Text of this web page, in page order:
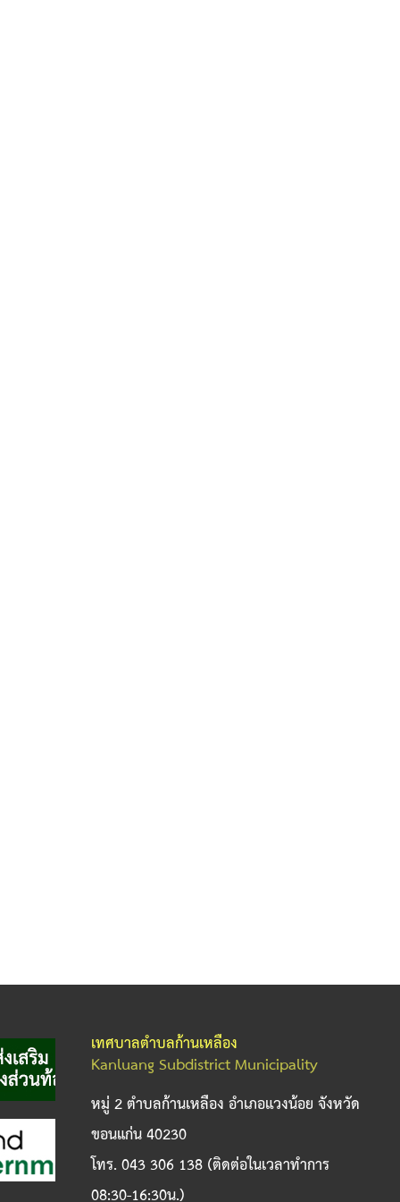
เทศบาลตำบลก้านเหลือง
Kanluang Subdistrict Municipality
หมู่ 2 ตำบลก้านเหลือง อำเภอแวงน้อย จังหวัด
ขอนแก่น 40230
โทร. 043 306 138 (ติดต่อในเวลาทำการ